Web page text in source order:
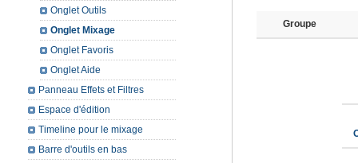
Groupe
Onglet Outils
Onglet Mixage
Onglet Favoris
Onglet Aide
Panneau Effets et Filtres
Espace d'édition
Timeline pour le mixage
Barre d'outils en bas